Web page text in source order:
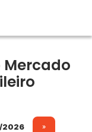
Mercado
2026 »